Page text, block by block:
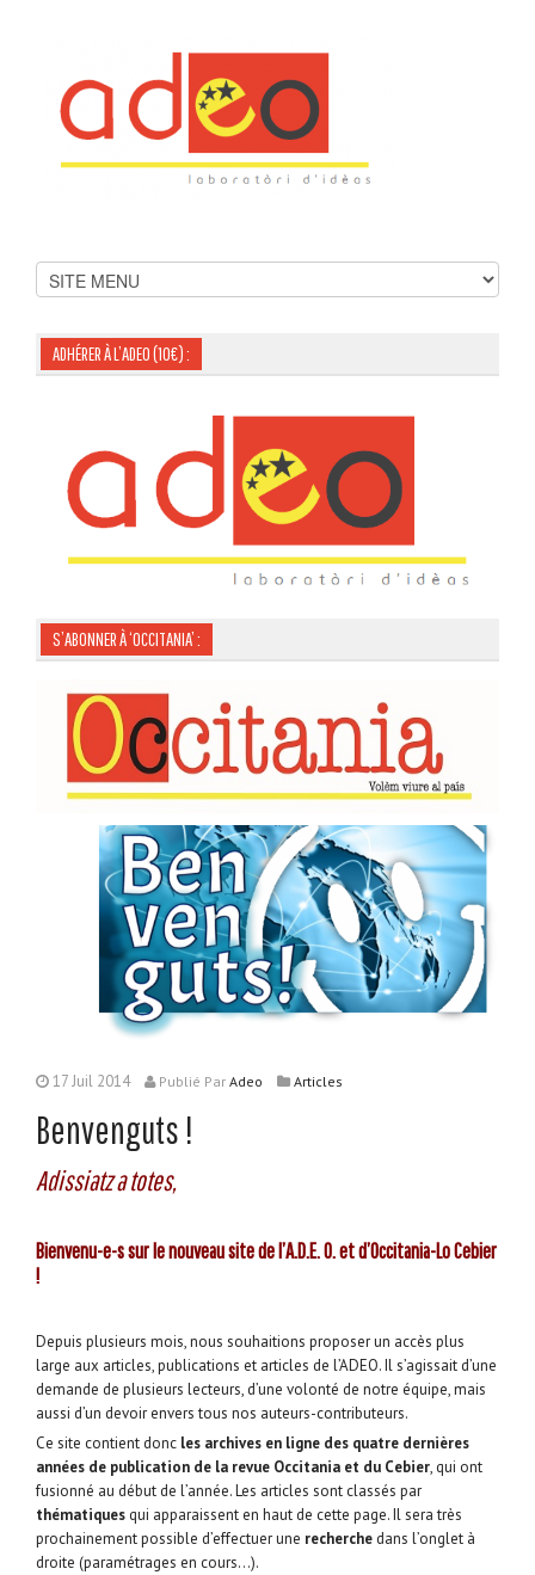
ADHÉRER À L’ADEO (10€) :
S’ABONNER À ‘OCCITANIA’ :
17 Juil 2014 Publié Par Adeo Articles
Benvenguts !
Adissiatz a totes,
Bienvenu-e-s sur le nouveau site de l’A.D.E. O. et d’Occitania-Lo Cebier
!
Depuis plusieurs mois, nous souhaitions proposer un accès plus
large aux articles, publications et articles de l’ADEO. Il s’agissait d’une
demande de plusieurs lecteurs, d’une volonté de notre équipe, mais
aussi d’un devoir envers tous nos auteurs-contributeurs.
Ce site contient donc les archives en ligne des quatre dernières
années de publication de la revue Occitania et du Cebier, qui ont
fusionné au début de l’année. Les articles sont classés par
thématiques qui apparaissent en haut de cette page. Il sera très
prochainement possible d’effectuer une recherche dans l’onglet à
droite (paramétrages en cours…).